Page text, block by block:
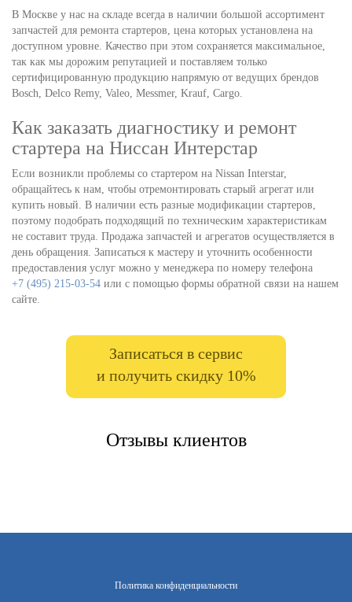
В Москве у нас на складе всегда в наличии большой ассортимент
запчастей для ремонта стартеров, цена которых установлена на
доступном уровне. Качество при этом сохраняется максимальное,
так как мы дорожим репутацией и поставляем только
сертифицированную продукцию напрямую от ведущих брендов
Bosch, Delco Remy, Valeo, Messmer, Krauf, Cargo.
Как заказать диагностику и ремонт
стартера на Ниссан Интерстар
Если возникли проблемы со стартером на Nissan Interstar,
обращайтесь к нам, чтобы отремонтировать старый агрегат или
купить новый. В наличии есть разные модификации стартеров,
поэтому подобрать подходящий по техническим характеристикам
не составит труда. Продажа запчастей и агрегатов осуществляется в
день обращения. Записаться к мастеру и уточнить особенности
предоставления услуг можно у менеджера по номеру телефона
+7 (495) 215-03-54 или с помощью формы обратной связи на нашем
сайте.
Записаться в сервис
и получить скидку 10%
Отзывы клиентов
Политика конфиденциальности